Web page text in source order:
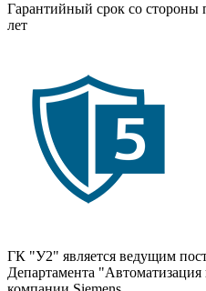
Гарантийный срок со стороны
лет
ГК "У2" является ведущим
Департамента "Автоматизация